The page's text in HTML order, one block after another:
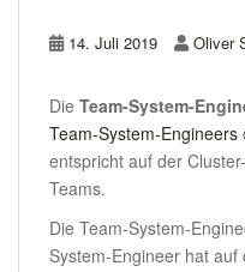
14. Juli 2019 Oliver
Die Team-System-
Team-System-Engineers
entspricht auf der
Teams.
Die Team-System-
System-Engineer hat